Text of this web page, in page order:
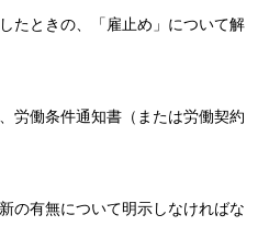
たときの、「雇止め」について解
労働条件通知書（または労働契約
の有無について明示しなければな